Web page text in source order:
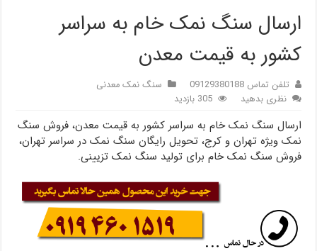
ارسال سنگ نمک خام به سراسر
کشور به قیمت معدن
تلفن تماس 09129380188
سنگ نمک معدنی
نظری بدهید
305 بازدید
ارسال سنگ نمک خام به سراسر کشور به قیمت معدن، فروش سنگ
نمک ویژه تهران و کرج، تحویل رایگان سنگ نمک در سراسر تهران،
فروش سنگ نمک خام برای تولید سنگ نمک تزیینی.